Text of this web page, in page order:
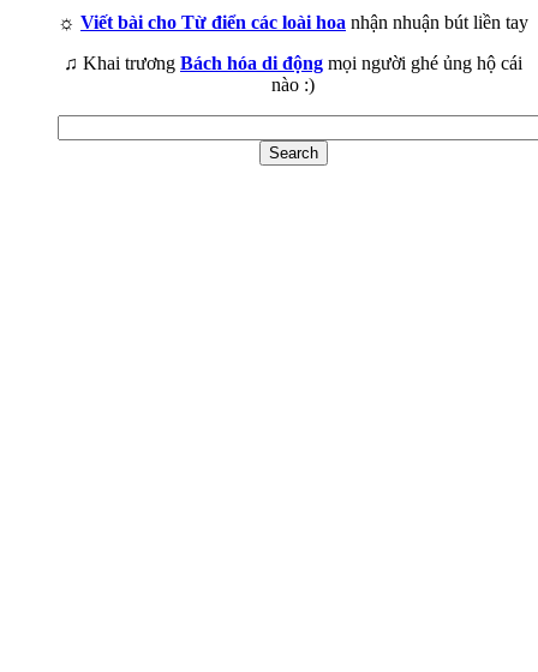
☼ Viết bài cho Từ điển các loài hoa nhận nhuận bút liền tay
♫ Khai trương Bách hóa di động mọi người ghé ủng hộ cái
nào :)